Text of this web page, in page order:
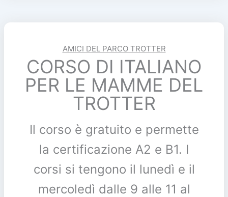
AMICI DEL PARCO TROTTER
CORSO DI ITALIANO
PER LE MAMME DEL
TROTTER
Il corso è gratuito e permette
la certificazione A2 e B1. I
corsi si tengono il lunedì e il
mercoledì dalle 9 alle 11 al